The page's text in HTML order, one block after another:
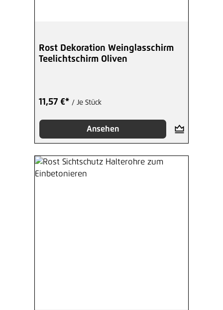
Rost Dekoration Weinglasschirm
Teelichtschirm Oliven
11,57 €* / Je Stück
Ansehen